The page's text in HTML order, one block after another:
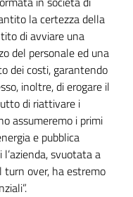
la certezza della
di avviare una
del personale ed una
dei costi, garantendo
inoltre, di erogare il
di riattivare i
assumeremo i primi
e pubblica
svuotata a
turn over, ha estremo